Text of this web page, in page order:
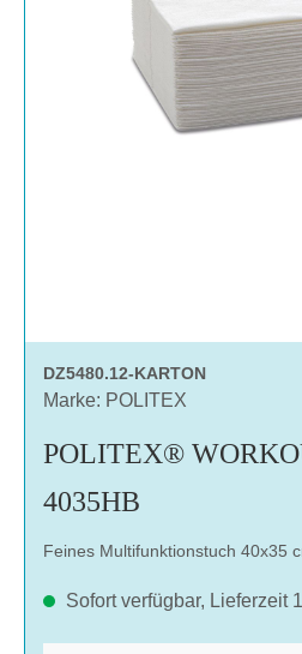
DZ5480.12-KARTON
Marke: POLITEX
POLITEX®
4035HB
Feines Multifunktionstuch 40x35
Sofort verfügbar, Lieferzeit